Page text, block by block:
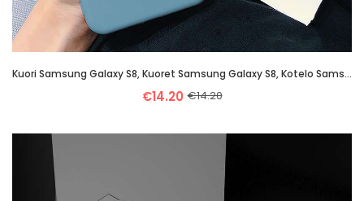
Kuori Samsung Galaxy S8, Kuoret Samsung Galaxy S8, Kotelo Samsung Galaxy S8 Pehmeä Neste Valo Sinine
€14.20 €14.20